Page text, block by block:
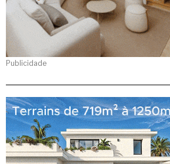
Publicidade